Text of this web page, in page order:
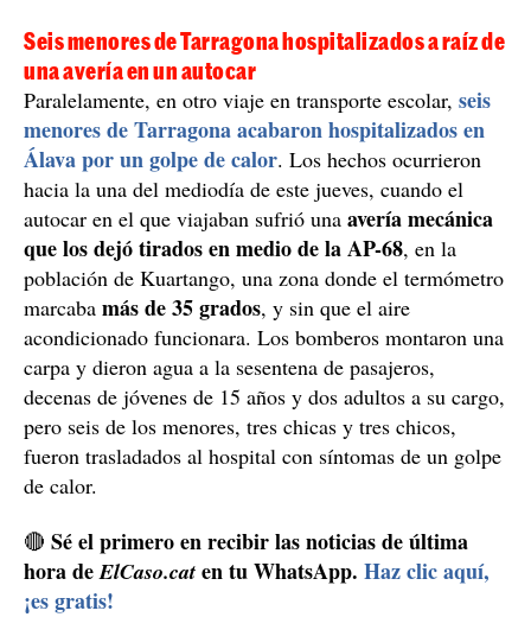
Seis menores de Tarragona hospitalizados a raíz de
una avería en un autocar
Paralelamente, en otro viaje en transporte escolar, seis
menores de Tarragona acabaron hospitalizados en
Álava por un golpe de calor. Los hechos ocurrieron
hacia la una del mediodía de este jueves, cuando el
autocar en el que viajaban sufrió una avería mecánica
que los dejó tirados en medio de la AP-68, en la
población de Kuartango, una zona donde el termómetro
marcaba más de 35 grados, y sin que el aire
acondicionado funcionara. Los bomberos montaron una
carpa y dieron agua a la sesentena de pasajeros,
decenas de jóvenes de 15 años y dos adultos a su cargo,
pero seis de los menores, tres chicas y tres chicos,
fueron trasladados al hospital con síntomas de un golpe
de calor.
🔴 Sé el primero en recibir las noticias de última
hora deElCaso.cat en tu WhatsApp. Haz clic aquí,
¡es gratis!